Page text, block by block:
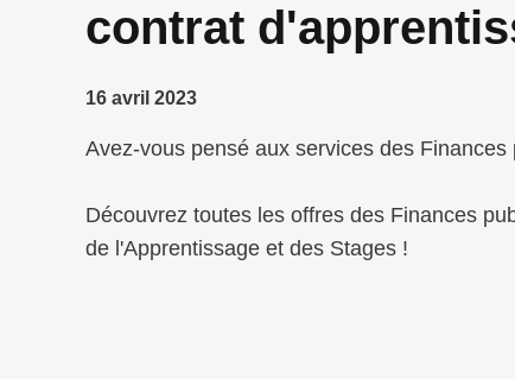
contrat
16 avril 2023
Avez-vous pensé aux services des Finances
Découvrez toutes les offres des Finances
de l'Apprentissage et des Stages !